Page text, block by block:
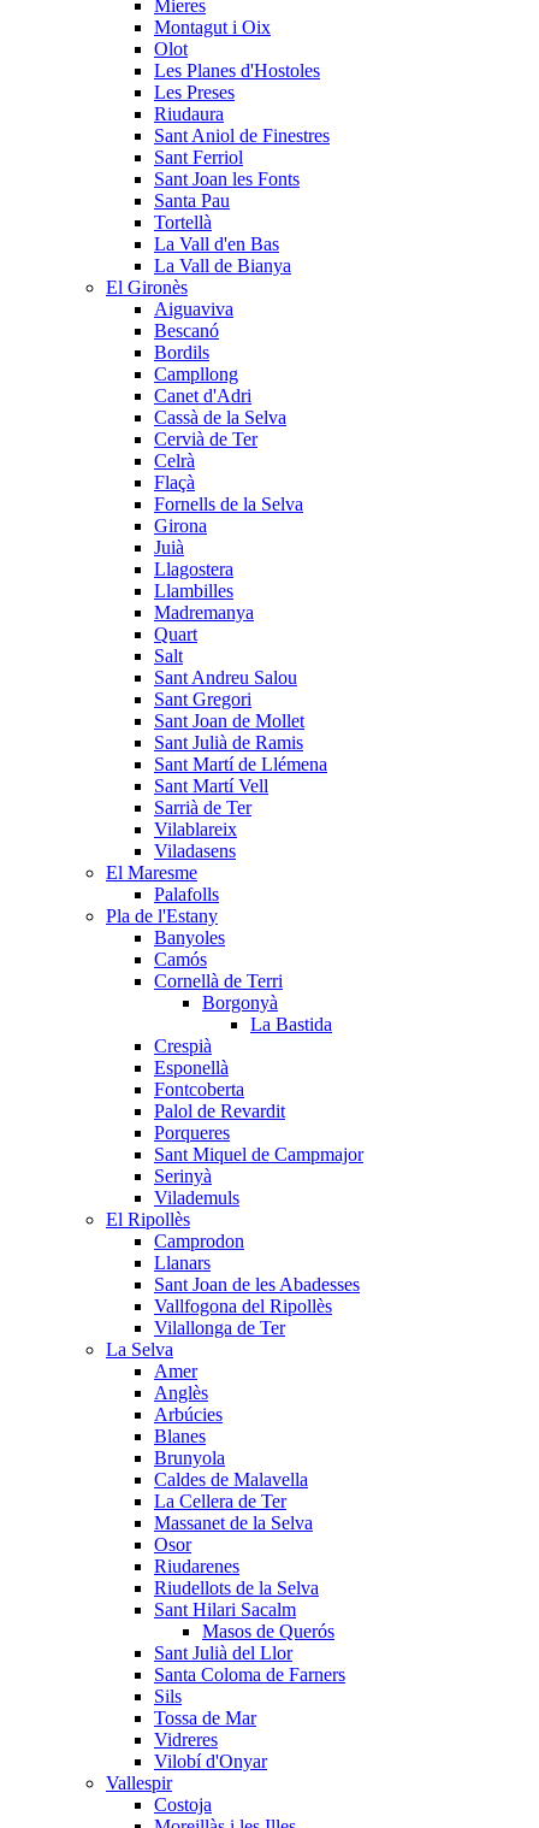
Mieres
Montagut i Oix
Olot
Les Planes d'Hostoles
Les Preses
Riudaura
Sant Aniol de Finestres
Sant Ferriol
Sant Joan les Fonts
Santa Pau
Tortellà
La Vall d'en Bas
La Vall de Bianya
El Gironès
Aiguaviva
Bescanó
Bordils
Campllong
Canet d'Adri
Cassà de la Selva
Cervià de Ter
Celrà
Flaçà
Fornells de la Selva
Girona
Juià
Llagostera
Llambilles
Madremanya
Quart
Salt
Sant Andreu Salou
Sant Gregori
Sant Joan de Mollet
Sant Julià de Ramis
Sant Martí de Llémena
Sant Martí Vell
Sarrià de Ter
Vilablareix
Viladasens
El Maresme
Palafolls
Pla de l'Estany
Banyoles
Camós
Cornellà de Terri
Borgonyà
La Bastida
Crespià
Esponellà
Fontcoberta
Palol de Revardit
Porqueres
Sant Miquel de Campmajor
Serinyà
Vilademuls
El Ripollès
Camprodon
Llanars
Sant Joan de les Abadesses
Vallfogona del Ripollès
Vilallonga de Ter
La Selva
Amer
Anglès
Arbúcies
Blanes
Brunyola
Caldes de Malavella
La Cellera de Ter
Massanet de la Selva
Osor
Riudarenes
Riudellots de la Selva
Sant Hilari Sacalm
Masos de Querós
Sant Julià del Llor
Santa Coloma de Farners
Sils
Tossa de Mar
Vidreres
Vilobí d'Onyar
Vallespir
Costoja